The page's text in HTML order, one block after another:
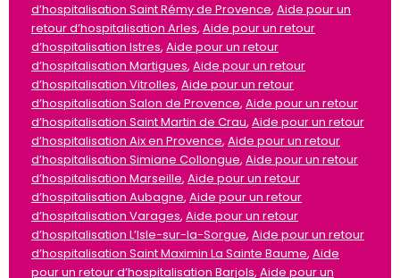
d’hospitalisation Saint Rémy de Provence, Aide pour un
retour d’hospitalisation Arles, Aide pour un retour
d’hospitalisation Istres, Aide pour un retour
d’hospitalisation Martigues, Aide pour un retour
d’hospitalisation Vitrolles, Aide pour un retour
d’hospitalisation Salon de Provence, Aide pour un retour
d’hospitalisation Saint Martin de Crau, Aide pour un retour
d’hospitalisation Aix en Provence, Aide pour un retour
d’hospitalisation Simiane Collongue, Aide pour un retour
d’hospitalisation Marseille, Aide pour un retour
d’hospitalisation Aubagne, Aide pour un retour
d’hospitalisation Varages, Aide pour un retour
d’hospitalisation L’Isle-sur-la-Sorgue, Aide pour un retour
d’hospitalisation Saint Maximin La Sainte Baume, Aide
pour un retour d’hospitalisation Barjols, Aide pour un